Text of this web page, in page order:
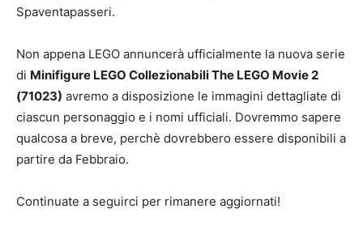
Spaventapasseri.
Non appena LEGO annuncerà ufficialmente la nuova serie
di Minifigure LEGO Collezionabili The LEGO Movie 2
(71023) avremo a disposizione le immagini dettagliate di
ciascun personaggio e i nomi ufficiali. Dovremmo sapere
qualcosa a breve, perchè dovrebbero essere disponibili a
partire da Febbraio.
Continuate a seguirci per rimanere aggiornati!